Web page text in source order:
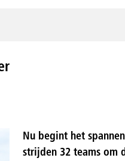
Nu begint het
strijden 32 teams om